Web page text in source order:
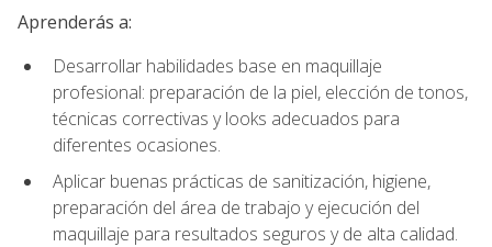
Aprenderás a:
Desarrollar habilidades base en maquillaje
profesional: preparación de la piel, elección de tonos,
técnicas correctivas y looks adecuados para
diferentes ocasiones.
Aplicar buenas prácticas de sanitización, higiene,
preparación del área de trabajo y ejecución del
maquillaje para resultados seguros y de alta calidad.